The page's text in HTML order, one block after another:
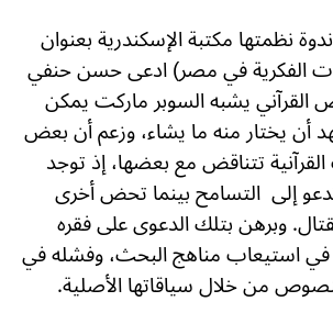
نظمتها مكتبة الإسكندرية بعنوان
الفكرية في مصر) ادعى حسن حنفي
القرآني يشبهالسوبر ماركت يمكن
أن يختار منه ما يشاء،وزعم أن بعض
القرآنية تتناقض مع بعضها، إذ توجد
إلى التسامح بينما تحض أخرى
وبرهن بتلك الدعوى على فقره
في استيعاب مناهج البحث، وفشله في
من خلال سياقاتها الأصلية.